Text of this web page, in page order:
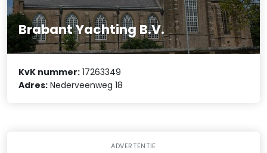
Brabant Yachting B.V.
KvK nummer: 17263349
Adres: Nederveenweg 18
ADVERTENTIE